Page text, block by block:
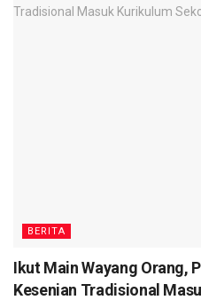
BERITA
Ikut Main Wayang Orang,
Kesenian Tradisional